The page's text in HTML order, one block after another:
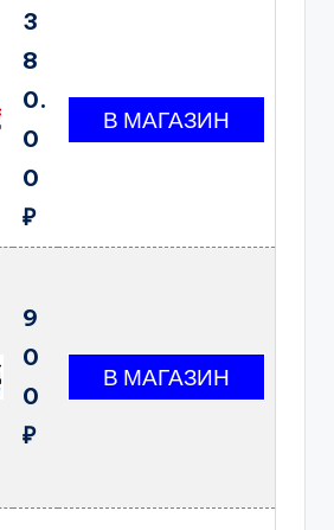
3
8
0.
0
0
₽
9
0
0
₽